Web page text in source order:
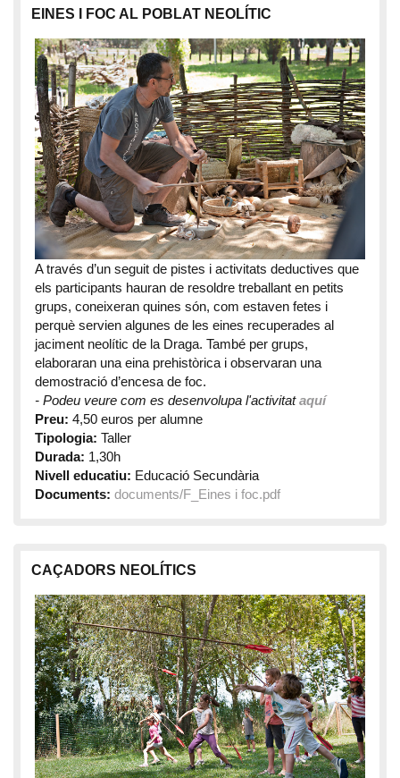
EINES I FOC AL POBLAT NEOLÍTIC
A través d’un seguit de pistes i activitats deductives que
els participants hauran de resoldre treballant en petits
grups, coneixeran quines són, com estaven fetes i
perquè servien algunes de les eines recuperades al
jaciment neolític de la Draga. També per grups,
elaboraran una eina prehistòrica i observaran una
demostració d’encesa de foc.
- Podeu veure com es desenvolupa l'activitataquí
Preu: 4,50 euros per alumne
Tipologia: Taller
Durada: 1,30h
Nivell educatiu: Educació Secundària
Documents: documents/F_Eines i foc.pdf
CAÇADORS NEOLÍTICS